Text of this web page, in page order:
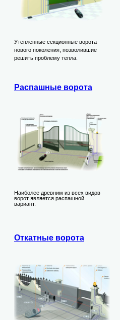
Утепленные секционные ворота
нового поколения, позволившие
решить проблему тепла.
Распашные ворота
Наиболее древним из всех видов
ворот является распашной
вариант.
Откатные ворота